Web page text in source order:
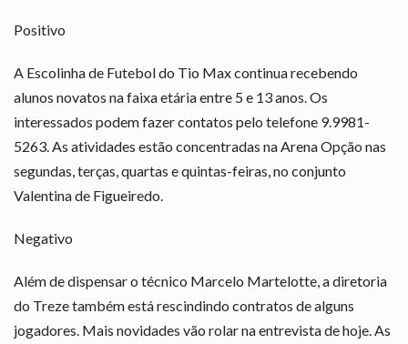
Positivo
A Escolinha de Futebol do Tio Max continua recebendo
alunos novatos na faixa etária entre 5 e 13 anos. Os
interessados podem fazer contatos pelo telefone 9.9981-
5263. As atividades estão concentradas na Arena Opção nas
segundas, terças, quartas e quintas-feiras, no conjunto
Valentina de Figueiredo.
Negativo
Além de dispensar o técnico Marcelo Martelotte, a diretoria
do Treze também está rescindindo contratos de alguns
jogadores. Mais novidades vão rolar na entrevista de hoje. As